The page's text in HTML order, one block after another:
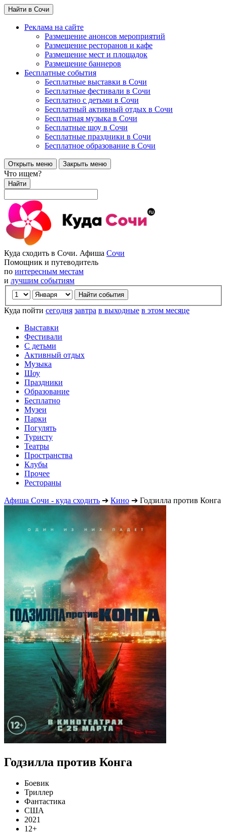
Найти в Сочи
Реклама на сайте
Размещение анонсов мероприятий
Размещение ресторанов и кафе
Размещение мест и площадок
Размещение баннеров
Бесплатные события
Бесплатные выставки в Сочи
Бесплатные фестивали в Сочи
Бесплатно с детьми в Сочи
Бесплатный активный отдых в Сочи
Бесплатная музыка в Сочи
Бесплатные шоу в Сочи
Бесплатные праздники в Сочи
Бесплатное образование в Сочи
Открыть меню Закрыть меню
Что ищем?
Найти
Куда сходить в Сочи. Афиша Сочи
Помощник и путеводитель
по интересным местам
и лучшим событиям
Куда пойти сегодня завтра в выходные в этом месяце
Выставки
Фестивали
С детьми
Активный отдых
Музыка
Шоу
Праздники
Образование
Бесплатно
Музеи
Парки
Погулять
Туристу
Театры
Пространства
Клубы
Прочее
Рестораны
Афиша Сочи - куда сходить ➔ Кино ➔ Годзилла против Конга
Годзилла против Конга
Боевик
Триллер
Фантастика
США
2021
12+